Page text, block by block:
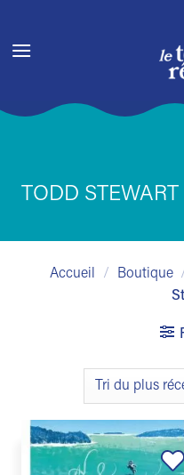
contenu
TODD STEWART
Accueil / Boutique